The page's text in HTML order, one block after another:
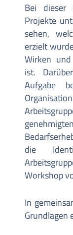
Bei dieser
Projekte
sehen,
erzielt
Wirken
ist.
Aufgabe
die
Workshop
In
Grundlagen